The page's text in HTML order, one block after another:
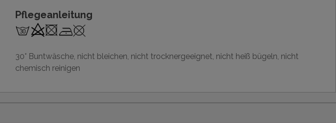
Pflegeanleitung
30° Buntwäsche, nicht bleichen, nicht trocknergeeignet, nicht heiß bügeln, nicht
chemisch reinigen